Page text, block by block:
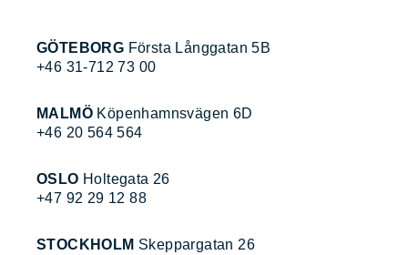
GÖTEBORG Första Långgatan 5B
+46 31-712 73 00
MALMÖ Köpenhamnsvägen 6D
+46 20 564 564
OSLO Holtegata 26
+47 92 29 12 88
STOCKHOLM Skeppargatan 26